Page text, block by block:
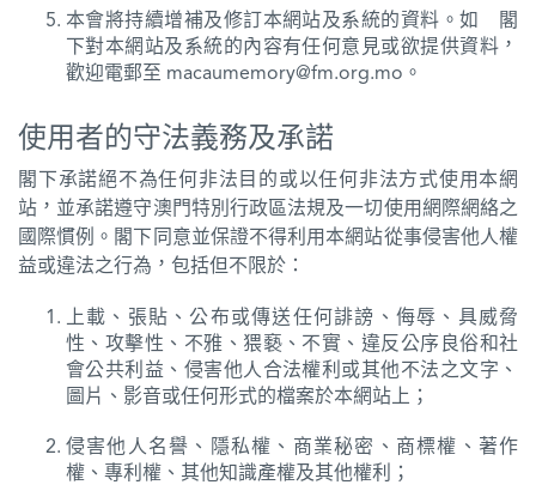
本會將持續增補及修訂本網站及系統的資料。如 閣
下對本網站及系統的內容有任何意見或欲提供資料，
歡迎電郵至 macaumemory@fm.org.mo。
使用者的守法義務及承諾
閣下承諾絕不為任何非法目的或以任何非法方式使用本網
站，並承諾遵守澳門特別行政區法規及一切使用網際網絡之
國際慣例。閣下同意並保證不得利用本網站從事侵害他人權
益或違法之行為，包括但不限於：
上載、張貼、公布或傳送任何誹謗、侮辱、具威脅
性、攻擊性、不雅、猥褻、不實、違反公序良俗和社
會公共利益、侵害他人合法權利或其他不法之文字、
圖片、影音或任何形式的檔案於本網站上；
侵害他人名譽、隱私權、商業秘密、商標權、著作
權、專利權、其他知識產權及其他權利；